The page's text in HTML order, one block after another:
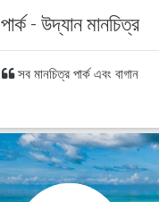
পার্ক - উদ্যান মানচিত্র
সব মানচিত্র পার্ক এবং বাগান